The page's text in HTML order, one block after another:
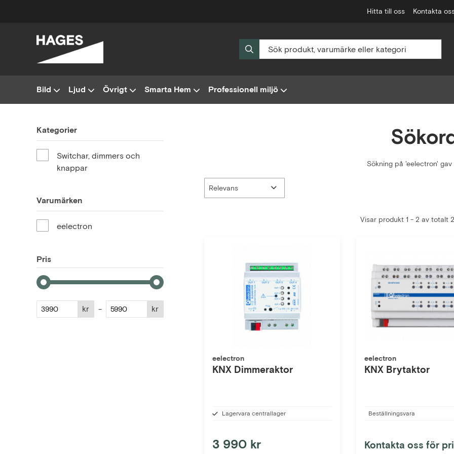
Hitta till oss Kontakta
Bild Ljud Övrigt Smarta Hem Professionell miljö
Kategorier
Switchar, dimmers och
knappar
Varumärken
eelectron
Pris
kr - kr
Sökning på 'eelectron' gav
Visar produkt 1 - 2 av totalt
eelectron
KNX Dimmeraktor
Lagervara centrallager
3 990 kr
eelectron
KNX Brytaktor
Beställningsvara
Kontakta oss för